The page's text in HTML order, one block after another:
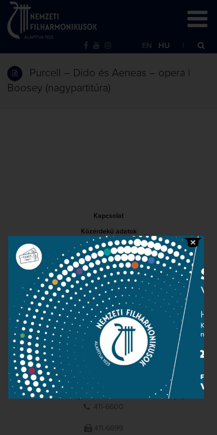
EN HU
Purcell – Dido és Aeneas – opera |
Boosey (nagypartitúra)
Kapcsolat
Közérdekű adatok
Sajtószoba
Adatvédelem
Impresszum
NEMZETI
FILHARMONIKUSOK
1095 Budapest, Komor Marcell u. 1. (Müpa)
411-6600
411-6699